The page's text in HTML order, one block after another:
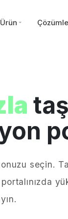
Ürün
seçin.